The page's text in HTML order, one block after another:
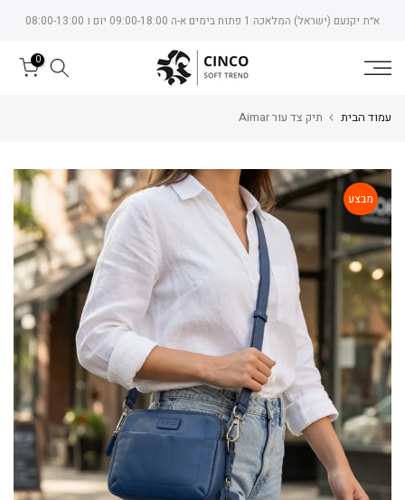
Skip
content
א״ת יקנעם (ישראל) המלאכה 1 פתוח בימים א-ה 09:00-18:00 יום ו 08:00-13:00
0
עמוד הבית תיק צד עור Aimar
מבצע